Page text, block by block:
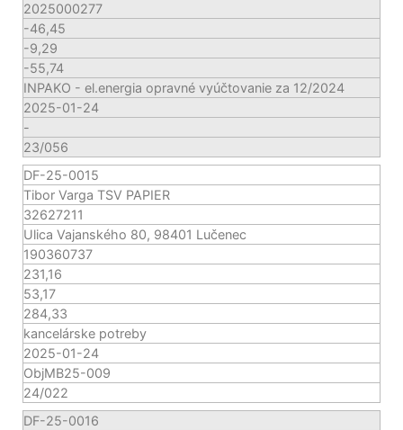
2025000277
-46,45
-9,29
-55,74
INPAKO - el.energia opravné vyúčtovanie za 12/2024
2025-01-24
-
23/056
DF-25-0015
Tibor Varga TSV PAPIER
32627211
Ulica Vajanského 80, 98401 Lučenec
190360737
231,16
53,17
284,33
kancelárske potreby
2025-01-24
ObjMB25-009
24/022
DF-25-0016